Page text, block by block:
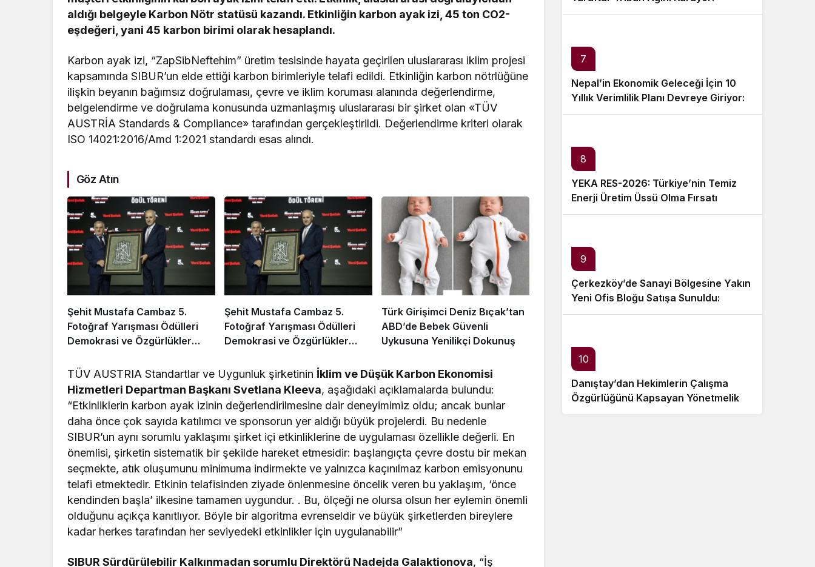
aldığı belgeyle Karbon Nötr statüsü kazandı. Etkinliğin karbon ayak izi, 45 ton CO2-
eşdeğeri, yani 45 karbon birimi olarak hesaplandı.
Karbon ayak izi, “ZapSibNeftehim” üretim tesisinde hayata geçirilen uluslararası iklim projesi
kapsamında SIBUR’un elde ettiği karbon birimleriyle telafi edildi. Etkinliğin karbon nötrlüğüne
ilişkin beyanın bağımsız doğrulaması, çevre ve iklim koruması alanında değerlendirme,
belgelendirme ve doğrulama konusunda uzmanlaşmış uluslararası bir şirket olan «TÜV
AUSTRİA Standards & Compliance» tarafından gerçekleştirildi. Değerlendirme kriteri olarak
ISO 14021:2016/Amd 1:2021 standardı esas alındı.
Göz Atın
Şehit Mustafa Cambaz 5.
Fotoğraf Yarışması Ödülleri
Demokrasi ve Özgürlükler
Şehit Mustafa Cambaz 5.
Fotoğraf Yarışması Ödülleri
Demokrasi ve Özgürlükler
Türk Girişimci Deniz Bıçak’tan
ABD’de Bebek Güvenli
Uykusuna Yenilikçi Dokunuş
TÜV AUSTRIA Standartlar ve Uygunluk şirketinin İklim ve Düşük Karbon Ekonomisi
Hizmetleri Departman Başkanı Svetlana Kleeva, aşağıdaki açıklamalarda bulundu:
“Etkinliklerin karbon ayak izinin değerlendirilmesine dair deneyimimiz oldu; ancak bunlar
daha önce çok sayıda katılımcı ve sponsorun yer aldığı büyük projelerdi. Bu nedenle
SIBUR’un aynı sorumlu yaklaşımı şirket içi etkinliklerine de uygulaması özellikle değerli. En
önemlisi, şirketin sistematik bir şekilde hareket etmesidir: başlangıçta çevre dostu bir mekan
seçmekte, atık oluşumunu minimuma indirmekte ve yalnızca kaçınılmaz karbon emisyonunu
telafi etmektedir. Etkinin telafisinden ziyade önlenmesine öncelik veren bu yaklaşım, ‘önce
kendinden başla’ ilkesine tamamen uygundur. . Bu, ölçeği ne olursa olsun her eylemin önemli
olduğunu açıkça kanıtlıyor. Böyle bir algoritma evrenseldir ve büyük şirketlerden bireylere
kadar herkes tarafından her seviyedeki etkinlikler için uygulanabilir”
SIBUR Sürdürülebilir Kalkınmadan sorumlu Direktörü Nadejda Galaktionova, “İş
İşletmeler İçin Başvurular Açıldı
7
Nepal’in Ekonomik Geleceği İçin 10
Yıllık Verimlilik Planı Devreye Giriyor:
Neler Değişecek?
8
YEKA RES-2026: Türkiye’nin Temiz
Enerji Üretim Üssü Olma Fırsatı
9
Çerkezköy’de Sanayi Bölgesine Yakın
Yeni Ofis Bloğu Satışa Sunuldu:
Fiyatlar ve Ödeme Koşulları Belirlendi
10
Danıştay’dan Hekimlerin Çalışma
Özgürlüğünü Kapsayan Yönetmelik